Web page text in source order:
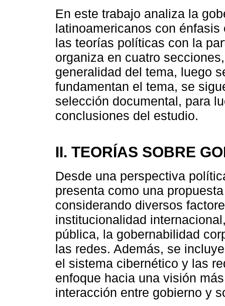
En este trabajo analiza la
latinoamericanos con
las teorías políticas con la
organiza en cuatro
generalidad del tema, luego
fundamentan el tema, se
selección documental, para
conclusiones del estudio.
II. TEORÍAS SOBRE
Desde una perspectiva
presenta como una
considerando diversos
institucionalidad
pública, la gobernabilidad
las redes. Además, se
el sistema cibernético y las
enfoque hacia una visión
interacción entre gobierno y